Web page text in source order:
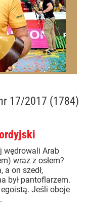
17/2017 (1784)
wędrowali Arab
wraz z osłem?
a on szedł,
był pantoflarzem.
Jeśli oboje